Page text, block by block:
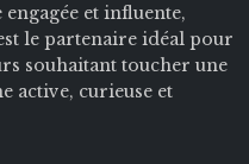
engagée et influente,
le partenaire idéal pour
souhaitant toucher une
active, curieuse et